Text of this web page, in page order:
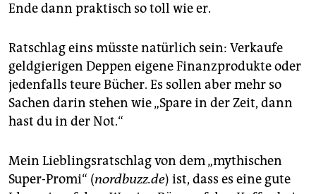
genossenschaft
epaper login
Ende dann praktisch so toll wie er.
Ratschlag eins müsste natürlich sein: Verkaufe
geldgierigen Deppen eigene Finanzprodukte oder
jedenfalls teure Bücher. Es sollen aber mehr so
Sachen darin stehen wie „Spare in der Zeit, dann
hast du in der Not.“
Mein Lieblingsratschlag von dem „mythischen
Super-Promi“ (nordbuzz.de) ist, dass es eine gute